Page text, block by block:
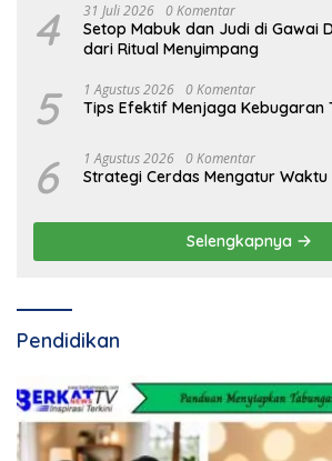
4 31 Juli 2026 0 Komentar
Setop Mabuk dan Judi di Gawai
dari Ritual Menyimpang
5 1 Agustus 2026 0 Komentar
Tips Efektif Menjaga Kebugaran
6 1 Agustus 2026 0 Komentar
Strategi Cerdas Mengatur
Selengkapnya
Pendidikan